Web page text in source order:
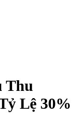
Thu
Lệ 30%